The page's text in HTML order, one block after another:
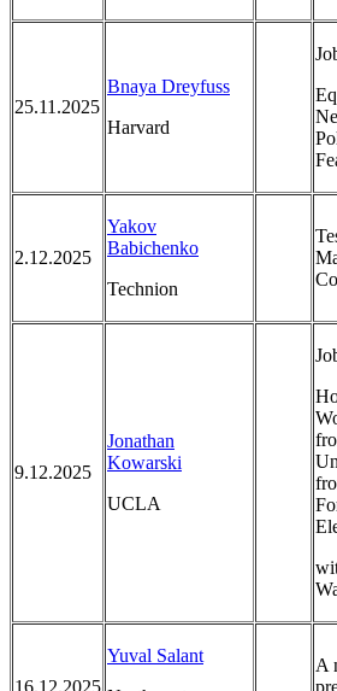
Bnaya Dreyfuss
Harvard
25.11.2025
Yakov
Babichenko
Technion
2.12.2025
Jonathan
Kowarski
UCLA
9.12.2025
A
Yuval Salant